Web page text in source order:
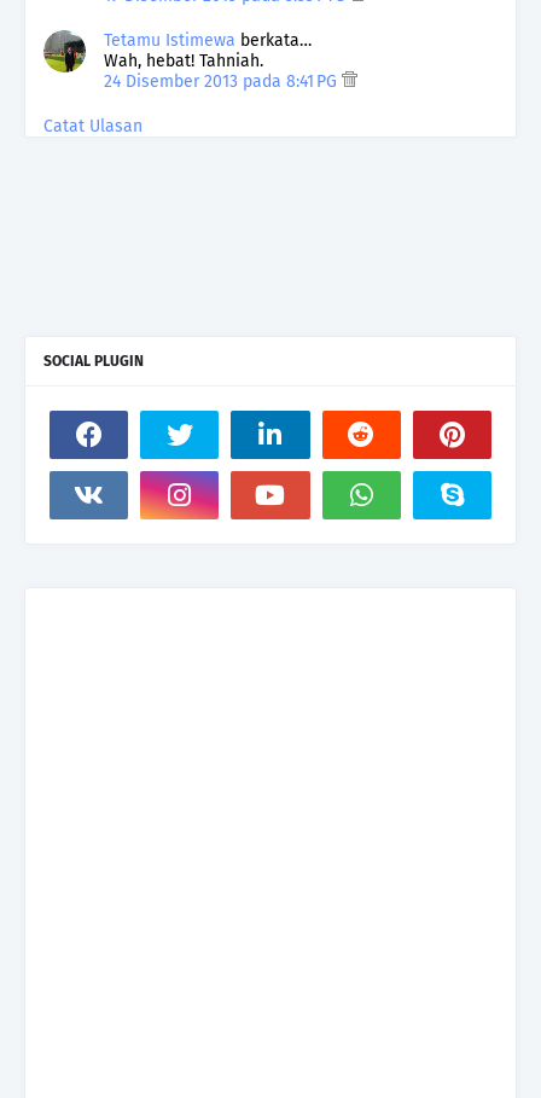
Tetamu Istimewa berkata…
Wah, hebat! Tahniah.
24 Disember 2013 pada 8:41 PG
Catat Ulasan
SOCIAL PLUGIN